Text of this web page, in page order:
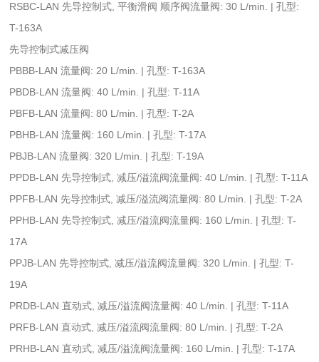
RSBC-LAN 先导控制式, 平衡滑阀 顺序阀流量阀: 30 L/min. | 孔型:
T-163A
先导控制式减压阀
PBBB-LAN 流量阀: 20 L/min. | 孔型: T-163A
PBDB-LAN 流量阀: 40 L/min. | 孔型: T-11A
PBFB-LAN 流量阀: 80 L/min. | 孔型: T-2A
PBHB-LAN 流量阀: 160 L/min. | 孔型: T-17A
PBJB-LAN 流量阀: 320 L/min. | 孔型: T-19A
PPDB-LAN 先导控制式, 减压/溢流阀流量阀: 40 L/min. | 孔型: T-11A
PPFB-LAN 先导控制式, 减压/溢流阀流量阀: 80 L/min. | 孔型: T-2A
PPHB-LAN 先导控制式, 减压/溢流阀流量阀: 160 L/min. | 孔型: T-
17A
PPJB-LAN 先导控制式, 减压/溢流阀流量阀: 320 L/min. | 孔型: T-
19A
PRDB-LAN 直动式, 减压/溢流阀流量阀: 40 L/min. | 孔型: T-11A
PRFB-LAN 直动式, 减压/溢流阀流量阀: 80 L/min. | 孔型: T-2A
PRHB-LAN 直动式, 减压/溢流阀流量阀: 160 L/min. | 孔型: T-17A